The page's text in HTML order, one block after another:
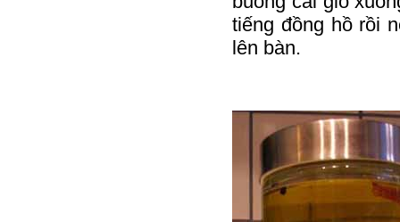
tiếng đồng hồ rồi
lên bàn.